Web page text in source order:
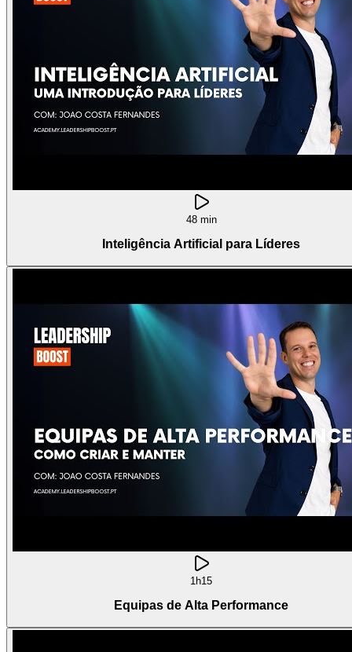
48 min
Inteligência Artificial para Líderes
1h15
Equipas de Alta Performance